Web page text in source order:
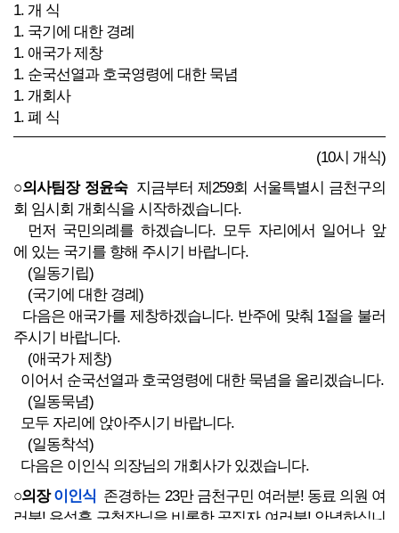
1. 개 식
1. 국기에 대한 경례
1. 애국가 제창
1. 순국선열과 호국영령에 대한 묵념
1. 개회사
1. 폐 식
(10시 개식)
○의사팀장 정윤숙 지금부터 제259회 서울특별시 금천구의
회 임시회 개회식을 시작하겠습니다.
먼저 국민의례를 하겠습니다. 모두 자리에서 일어나 앞
에 있는 국기를 향해 주시기 바랍니다.
(일동기립)
(국기에 대한 경례)
다음은 애국가를 제창하겠습니다. 반주에 맞춰 1절을 불러
주시기 바랍니다.
(애국가 제창)
이어서 순국선열과 호국영령에 대한 묵념을 올리겠습니다.
(일동묵념)
모두 자리에 앉아주시기 바랍니다.
(일동착석)
다음은 이인식 의장님의 개회사가 있겠습니다.
○의장이인식 존경하는 23만 금천구민 여러분! 동료 의원 여
러분! 유성훈 구청장님을 비롯한 공직자 여러분! 안녕하십니